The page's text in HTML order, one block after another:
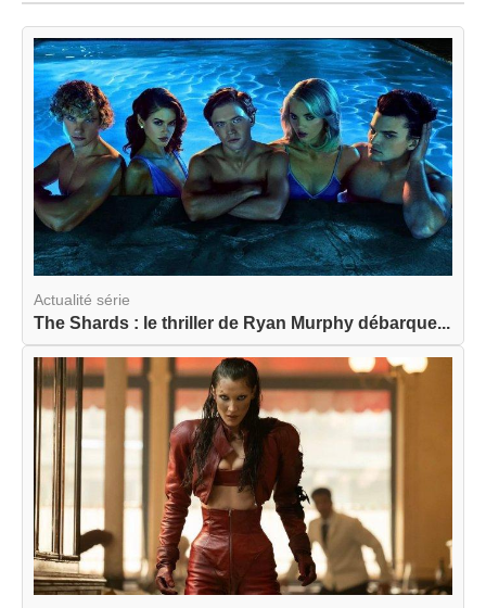
Actualité série
The Shards : le thriller de Ryan Murphy débarque...